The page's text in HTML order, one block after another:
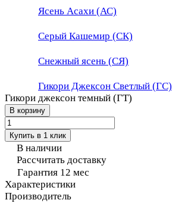
Ясень Асахи (АС)
Серый Кашемир (СК)
Снежный ясень (СЯ)
Гикори Джексон Светлый (ГС)
Гикори джексон темный (ГТ)
В корзину
Купить в 1 клик
В наличии
Рассчитать доставку
Гарантия 12 мес
Характеристики
Производитель